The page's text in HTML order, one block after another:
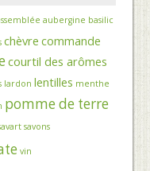
aubergine basilic
chèvre commande
courtil des arômes
lardon lentilles menthe
pomme de terre
savons
vin